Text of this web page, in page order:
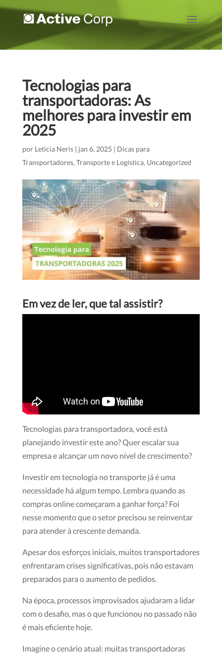
Tecnologias para
transportadoras: As
melhores para investir em
2025
por Leticia Neris| jan 6, 2025 | Dicas para
Transportadores, Transporte e Logística, Uncategorized
Em vez de ler, que tal assistir?
Tecnologias para transportadora, você está
planejando investir este ano? Quer escalar sua
empresa e alcançar um novo nível de crescimento?
Investir em tecnologia no transporte já é uma
necessidade há algum tempo. Lembra quando as
compras online começaram a ganhar força? Foi
nesse momento que o setor precisou se reinventar
para atender à crescente demanda.
Apesar dos esforços iniciais, muitos transportadores
enfrentaram crises significativas, pois não estavam
preparados para o aumento de pedidos.
Na época, processos improvisados ajudaram a lidar
com o desafio, mas o que funcionou no passado não
é mais eficiente hoje.
Imagine o cenário atual: muitas transportadoras